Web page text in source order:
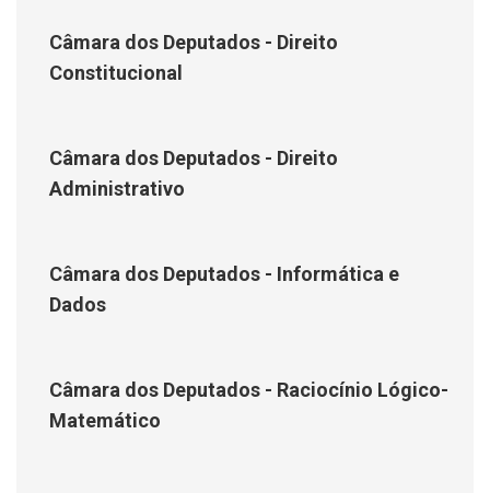
Câmara dos Deputados - Direito
Constitucional
Câmara dos Deputados - Direito
Administrativo
Câmara dos Deputados - Informática e
Dados
Câmara dos Deputados - Raciocínio Lógico-
Matemático